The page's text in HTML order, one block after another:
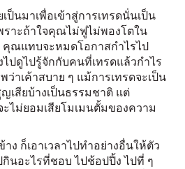
ป็นมาเพื่อเข้าสู่การเทรดนั่นเป็น
พราะถ้าใจคุณไม่ฟูไม่พองโตใน
คุณแทบจะหมดโอกาสกำไรไป
ปดูไปรู้จักกับคนที่เทรดแล้วกำไร
าเค้าสบาย ๆ แม้การเทรดจะเป็น
เสียบ้างเป็นธรรมชาติ แต่
ะไม่ยอมเสียโมเมนตั้มของความ
ง ก็เอาเวลาไปทำอย่างอื่นให้ตัว
กินอะไรที่ชอบ ไปช้อปปิ้ง ไปที่ ๆ